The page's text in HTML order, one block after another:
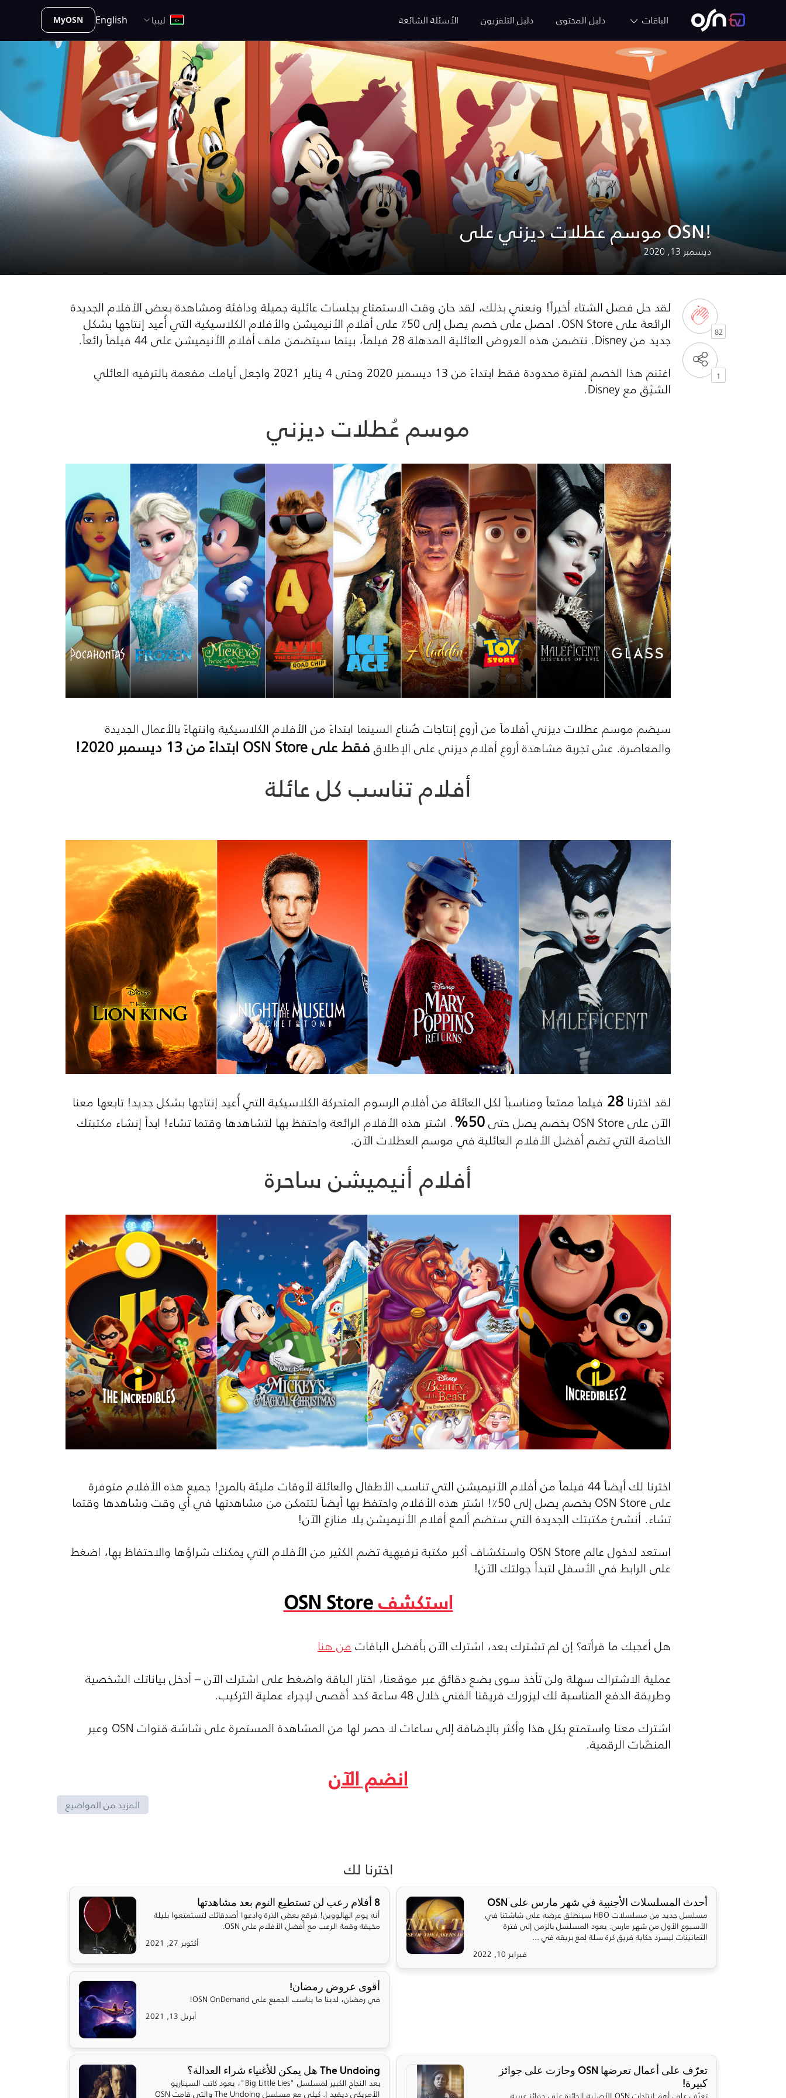
الباقات دليل المحتوى دليل التلفزيون الأسئلة الشائعة ليبيا English
MyOSN
موسم عطلات ديزني على OSN!
ديسمبر 13, 2020
82
1
لقد حل فصل الشتاء أخيراً! ونعني بذلك، لقد حان وقت الاستمتاع بجلسات عائلية جميلة ودافئة ومشاهدة بعض الأفلام الجديدة
الرائعة علىOSN Store . احصل على خصم يصل إلى 50٪ على أفلام الأنيميشن والأفلام الكلاسيكية التي أُعيد إنتاجها بشكل
جديد منDisney. تتضمن هذه العروض العائلية المذهلة 28 فيلماً، بينما سيتضمن ملف أفلام الأنيميشن على 44 فيلماً رائعاً.
اغتنم هذا الخصم لفترة محدودة فقط ابتداءً من 13 ديسمبر 2020 وحتى 4 يناير 2021 واجعل أيامك مفعمة بالترفيه العائلي
الشيّق معDisney
.
موسم عُطلات ديزني
سيضم موسم عطلات ديزني أفلاماً من أروع إنتاجات صُناع السينما ابتداءً من الأفلام الكلاسيكية وانتهاءً بالأعمال الجديدة
والمعاصرة. عش تجربة مشاهدة أروع أفلام ديزني على الإطلاقفقط علىOSN Storeابتداءً من 13 ديسمبر 2020!
أفلام تناسب كل عائلة
لقد اخترنا 28 فيلماً ممتعاً ومناسباً لكل العائلة من أفلام الرسوم المتحركة الكلاسيكية التي أُعيد إنتاجها بشكل جديد! تابعها معنا
الآن علىOSN Store بخصم يصل حتى50% . اشترِ هذه الأفلام الرائعة واحتفظ بها لتشاهدها وقتما تشاء! ابدأ إنشاء مكتبتك
الخاصة التي تضم أفضل الأفلام العائلية في موسم العطلات الآن.
أفلام أنيميشن ساحرة
اخترنا لك أيضاً 44 فيلماً من أفلام الأنيميشن التي تناسب الأطفال والعائلة لأوقات مليئة بالمرح! جميع هذه الأفلام متوفرة
علىOSN Store بخصم يصل إلى 50٪! اشترِ هذه الأفلام واحتفظ بها أيضاً لتتمكن من مشاهدتها في أي وقت وشاهدها وقتما
تشاء. أنشئ مكتبتك الجديدة التي ستضم ألمع أفلام الأنيميشن بلا منازع الآن!
استعد لدخول عالمOSN Store واستكشاف أكبر مكتبة ترفيهية تضم الكثير من الأفلام التي يمكنك شراؤها والاحتفاظ بها، اضغط
على الرابط في الأسفل لتبدأ جولتك الآن!
استكشفOSN Store
هل أعجبك ما قرأته؟ إن لم تشترك بعد، اشترك الآن بأفضل الباقاتمن هنا
عملية الاشتراك سهلة ولن تأخذ سوى بضع دقائق عبر موقعنا، اختار الباقة واضغط على اشترك الآن – أدخل بياناتك الشخصية
وطريقة الدفع المناسبة لك ليزورك فريقنا الفني خلال 48 ساعة كحد أقصى لإجراء عملية التركيب.
اشترك معنا واستمتع بكل هذا وأكثر بالإضافة إلى ساعات لا حصر لها من المشاهدة المستمرة على شاشة قنواتOSN وعبر
المنصّات الرقمية.
انضم الآن
المزيد من المواضيع
اخترنا لك
أحدث المسلسلات الأجنبية في شهر مارس على OSN
مسلسل جديد من مسلسلات HBO سينطلق عرضه على شاشتنا في
الأسبوع الأول من شهر مارس. يعود المسلسل بالزمن إلى فترة
الثمانينات ليسرد حكاية فريق كرة سلة لمع بريقه في ...
فبراير 10, 2022
8 أفلام رعب لن تستطيع النوم بعد مشاهدتها
أنه يوم الهالووين! فرقع بعض الذرة وادعوا أصدقائك لتستمتعوا بليلة
مخيفة وقمة الرعب مع أفضل الأفلام على OSN.
أكتوبر 27, 2021
أقوى عروض رمضان!
في رمضان، لدينا ما يناسب الجميع على OSN OnDemand!
أبريل 13, 2021
تعرّف على أعمال تعرضها OSN وحازت على جوائز
كبيرة!
The Undoing هل يمكن للأغنياء شراء العدالة؟
بعد النجاح الكبير لمسلسل "Big Little Lies"، يعود كاتب السيناريو
الأمريكي ديفيد إ. كيلي مع مسلسل The Undoing والتي قامت OSN